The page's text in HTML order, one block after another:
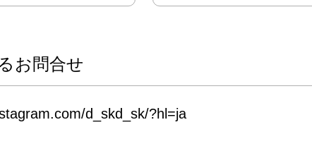
お問合せ
d_skd_sk/?hl=ja